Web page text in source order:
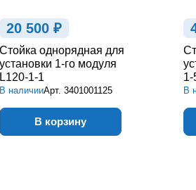
20 500 ₽
Стойка однорядная для
установки 1-го модуля
L120-1-1
В наличииАрт. 3401001125
В корзину
1-
В